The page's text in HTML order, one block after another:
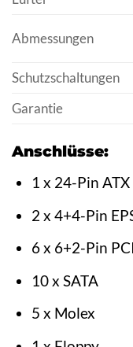
Abmessungen
Schutzschaltungen
Garantie
Anschlüsse:
1 x 24-Pin ATX
2 x 4+4-Pin
6 x 6+2-Pin
10 x SATA
5 x Molex